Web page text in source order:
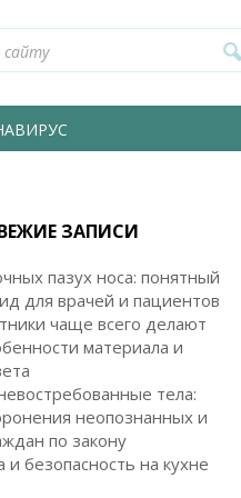
ЗАПИСИ
пазух носа: понятный
для врачей и пациентов
чаще всего делают
материала и
тела:
неопознанных и
по закону
и безопасность на кухне